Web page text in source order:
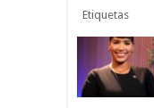
Etiquetas